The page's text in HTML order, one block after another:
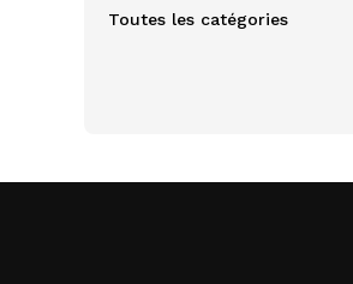
Toutes les catégories